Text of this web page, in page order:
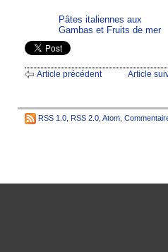
Pâtes italiennes aux
Gambas et Fruits de mer
Article précédent Article
RSS 1.0 RSS 2.0 Atom